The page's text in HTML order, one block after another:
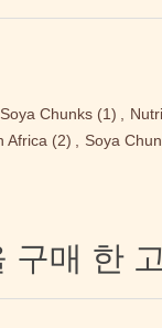
Soya Chunks (1)
Africa (2) Soya
구매 한